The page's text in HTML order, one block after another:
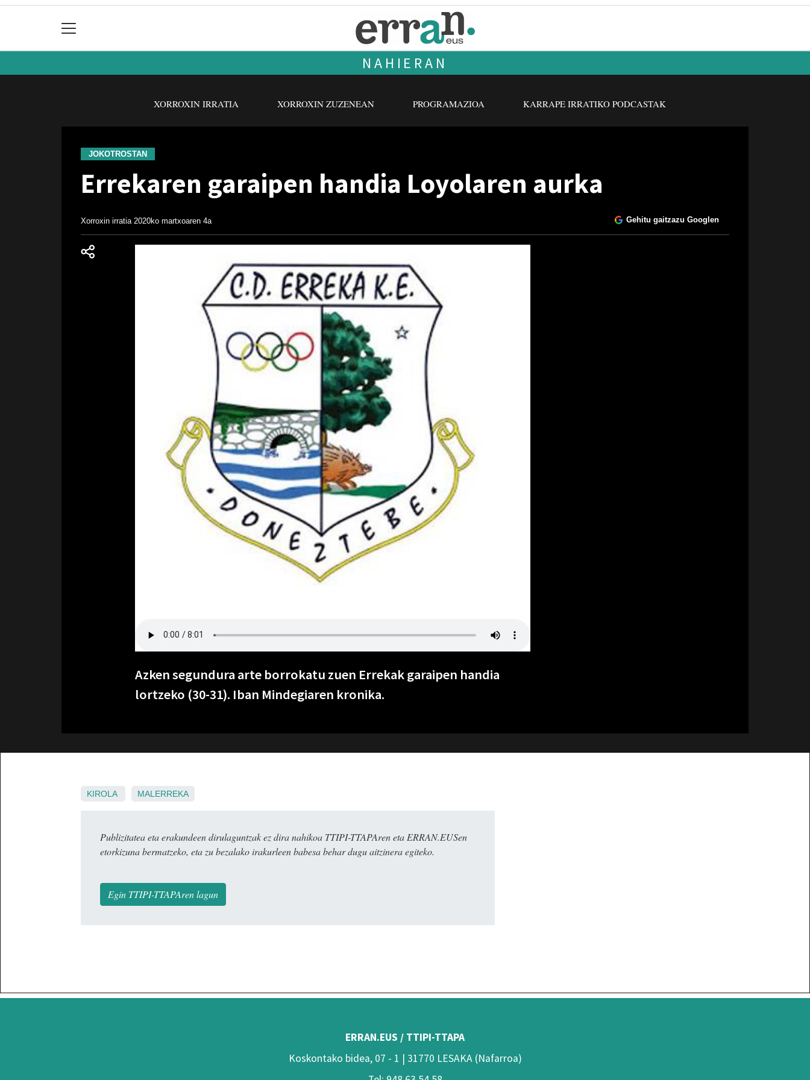
NAHIERAN
XORROXIN IRRATIA XORROXIN ZUZENEAN PROGRAMAZIOA KARRAPE IRRATIKO PODCASTAK
JOKOTROSTAN
Errekaren garaipen handia Loyolaren aurka
Xorroxin irratia 2020ko martxoaren 4a Gehitu gaitzazu Googlen
Azken segundura arte borrokatu zuen Errekak garaipen handia
lortzeko (30-31). Iban Mindegiaren kronika.
KIROLA MALERREKA
Publizitatea eta erakundeen dirulaguntzak ez dira nahikoa TTIPI-TTAPAren eta ERRAN.EUSen
etorkizuna bermatzeko, eta zu bezalako irakurleen babesa behar dugu aitzinera egiteko.
Egin TTIPI-TTAPAren lagun
ERRAN.EUS / TTIPI-TTAPA
Koskontako bidea, 07 - 1 | 31770 LESAKA (Nafarroa)